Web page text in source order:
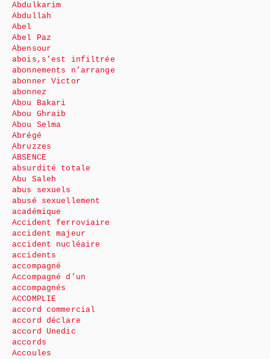
Abdulkarim
Abdullah
Abel
Abel Paz
Abensour
abois,s’est infiltrée
abonnements n’arrange
abonner Victor
abonnez
Abou Bakari
Abou Ghraib
Abou Selma
Abrégé
Abruzzes
ABSENCE
absurdité totale
Abu Saleh
abus sexuels
abusé sexuellement
académique
Accident ferroviaire
accident majeur
accident nucléaire
accidents
accompagné
Accompagné d’un
accompagnés
ACCOMPLIE
accord commercial
accord déclare
accord Unedic
accords
Accoules